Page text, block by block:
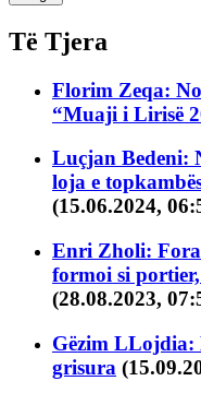
Të Tjera
Florim Zeqa:
“Muaji i Lirisë
Luçjan Bedeni:
loja e
(15.06.2024,
Enri Zholi:
formoi si
(28.08.2023,
Gëzim LLojdia:
grisura